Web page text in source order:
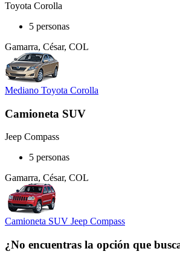
Toyota Corolla
5 personas
Gamarra, César, COL
Mediano Toyota Corolla
Camioneta SUV
Jeep Compass
5 personas
Gamarra, César, COL
Camioneta SUV Jeep Compass
¿No encuentras la opción que